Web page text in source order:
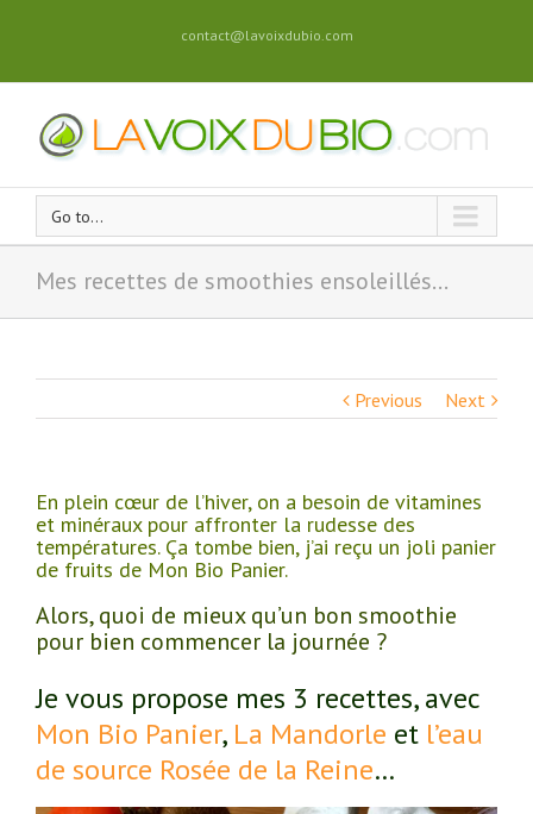
contact@lavoixdubio.com
Go to...
Mes recettes de smoothies ensoleillés…
Previous Next
En plein cœur de l’hiver, on a besoin de vitamines
et minéraux pour affronter la rudesse des
températures. Ça tombe bien, j’ai reçu un joli panier
de fruits de Mon Bio Panier.
Alors, quoi de mieux qu’un bon smoothie
pour bien commencer la journée ?
Je vous propose mes 3 recettes, avec
Mon Bio Panier, La Mandorle et l’eau
de source Rosée de la Reine…